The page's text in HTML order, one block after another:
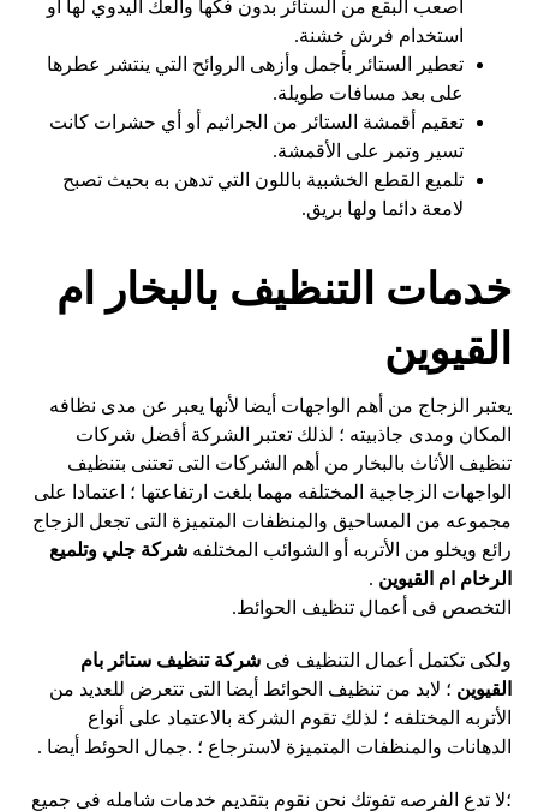
أصعب البقع من الستائر بدون فكها والعك اليدوي لها أو
استخدام فرش خشنة.
تعطير الستائر بأجمل وأزهى الروائح التي ينتشر عطرها
على بعد مسافات طويلة.
تعقيم أقمشة الستائر من الجراثيم أو أي حشرات كانت
تسير وتمر على الأقمشة.
تلميع القطع الخشبية باللون التي تدهن به بحيث تصبح
لامعة دائما ولها بريق.
خدمات التنظيف بالبخار ام
القيوين
يعتبر الزجاج من أهم الواجهات أيضا لأنها يعبر عن مدى نظافه
المكان ومدى جاذبيته ؛ لذلك تعتبر الشركة أفضل شركات
تنظيف الأثاث بالبخار من أهم الشركات التى تعتنى بتنظيف
الواجهات الزجاجية المختلفه مهما بلغت ارتفاعتها ؛ اعتمادا على
مجموعه من المساحيق والمنظفات المتميزة التى تجعل الزجاج
رائع ويخلو من الأتربه أو الشوائب المختلفهشركة جلي وتلميع
الرخام ام القيوين .
التخصص فى أعمال تنظيف الحوائط.
ولكى تكتمل أعمال التنظيف فىشركة تنظيف ستائر بام
القيوين ؛ لابد من تنظيف الحوائط أيضا التى تتعرض للعديد من
الأتربه المختلفه ؛ لذلك تقوم الشركة بالاعتماد على أنواع
الدهانات والمنظفات المتميزة لاسترجاع ؛ .جمال الحوئط أيضا .
؛لا تدع الفرصه تفوتك نحن نقوم بتقديم خدمات شامله فى جميع